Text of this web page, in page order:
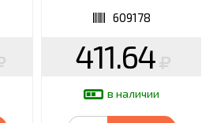
ФЛОРОДЕЛЬ, 972797
609178
411.64
в наличии